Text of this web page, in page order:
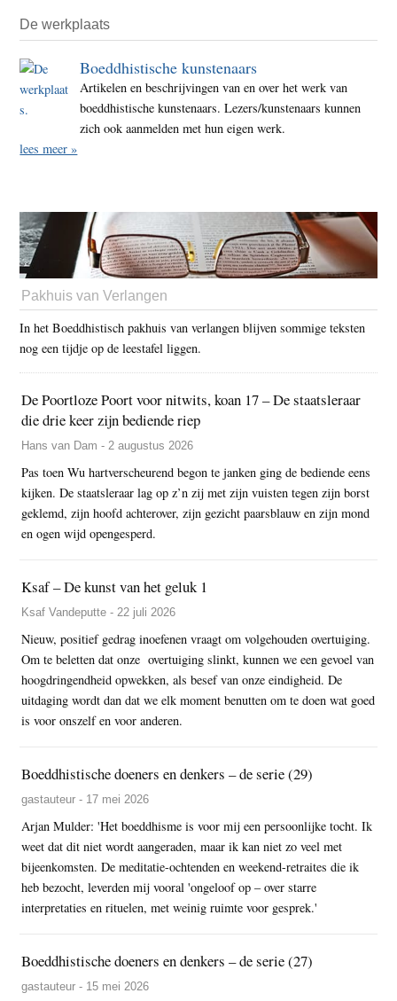
De werkplaats
Boeddhistische kunstenaars
Artikelen en beschrijvingen van en over het werk van
boeddhistische kunstenaars. Lezers/kunstenaars kunnen
zich ook aanmelden met hun eigen werk.
lees meer »
Pakhuis van Verlangen
In het Boeddhistisch pakhuis van verlangen blijven sommige teksten
nog een tijdje op de leestafel liggen.
De Poortloze Poort voor nitwits, koan 17 – De staatsleraar
die drie keer zijn bediende riep
Hans van Dam - 2 augustus 2026
Pas toen Wu hartverscheurend begon te janken ging de bediende eens
kijken. De staatsleraar lag op z’n zij met zijn vuisten tegen zijn borst
geklemd, zijn hoofd achterover, zijn gezicht paarsblauw en zijn mond
en ogen wijd opengesperd.
Ksaf – De kunst van het geluk 1
Ksaf Vandeputte - 22 juli 2026
Nieuw, positief gedrag inoefenen vraagt om volgehouden overtuiging.
Om te beletten dat onze overtuiging slinkt, kunnen we een gevoel van
hoogdringendheid opwekken, als besef van onze eindigheid. De
uitdaging wordt dan dat we elk moment benutten om te doen wat goed
is voor onszelf en voor anderen.
Boeddhistische doeners en denkers – de serie (29)
gastauteur - 17 mei 2026
Arjan Mulder: 'Het boeddhisme is voor mij een persoonlijke tocht. Ik
weet dat dit niet wordt aangeraden, maar ik kan niet zo veel met
bijeenkomsten. De meditatie-ochtenden en weekend-retraites die ik
heb bezocht, leverden mij vooral 'ongeloof op – over starre
interpretaties en rituelen, met weinig ruimte voor gesprek.'
Boeddhistische doeners en denkers – de serie (27)
gastauteur - 15 mei 2026